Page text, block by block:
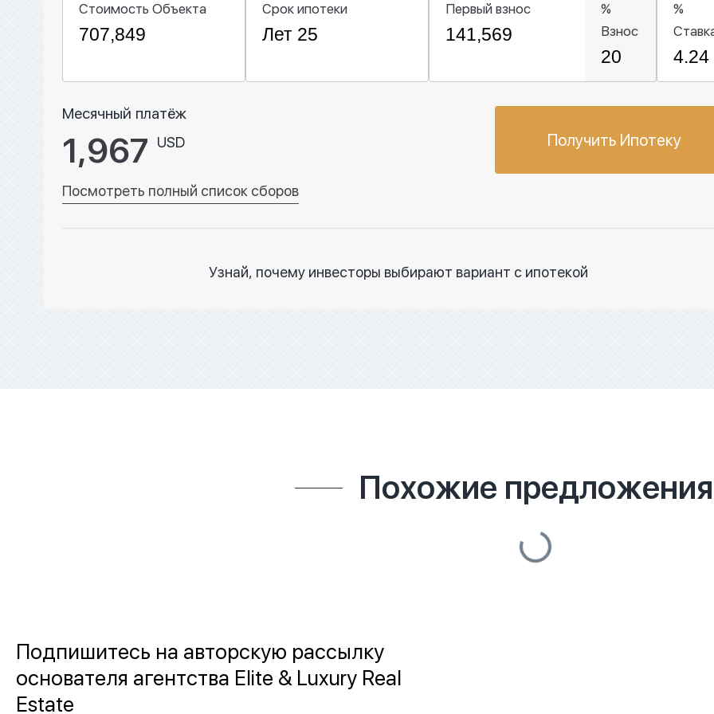
Стоимость Объекта Срок ипотеки Первый взнос
%
Взнос
%
Месячный платёж
1,967 USD
Посмотреть полный список сборов
Получить Ипотеку
Узнай, почему инвесторы выбирают вариант с ипотекой
Похожие предложения
Подпишитесь на авторскую рассылку
основателя агентства Elite & Luxury Real
Estate